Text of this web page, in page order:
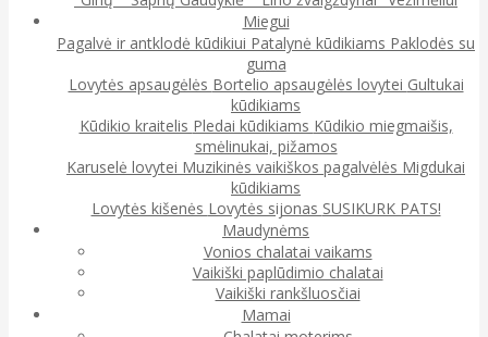
Miegui
Pagalvė ir antklodė kūdikiui Patalynė kūdikiams Paklodės su
guma
Lovytės apsaugėlės Bortelio apsaugėlės lovytei Gultukai
kūdikiams
Kūdikio kraitelis Pledai kūdikiams Kūdikio miegmaišis,
smėlinukai, pižamos
Karuselė lovytei Muzikinės vaikiškos pagalvėlės Migdukai
kūdikiams
Lovytės kišenės Lovytės sijonas SUSIKURK PATS!
Maudynėms
Vonios chalatai vaikams
Vaikiški paplūdimio chalatai
Vaikiški rankšluosčiai
Mamai